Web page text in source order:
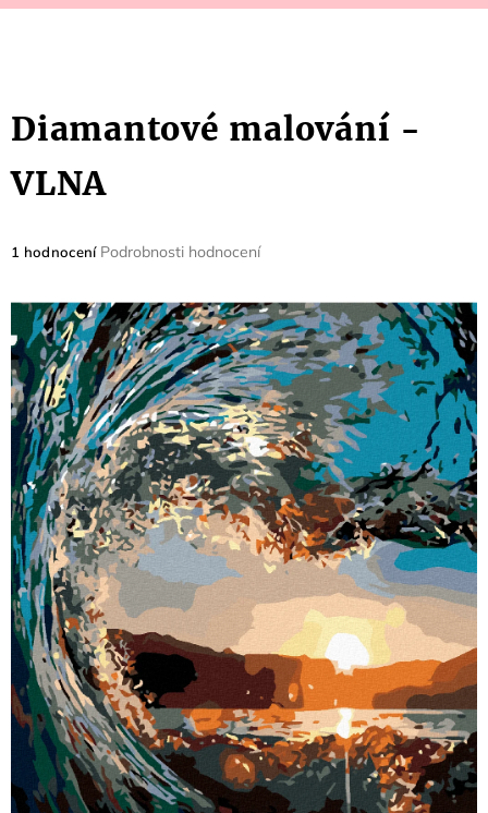
Diamantové malování -
VLNA
Průměrné
je
z
5
hvězdiček.
1 hodnocení Podrobnosti hodnocení